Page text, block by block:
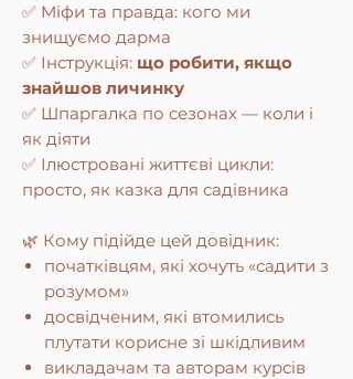
✅ Міфи та правда: кого ми
знищуємо дарма
✅ Інструкція: що робити, якщо
знайшов личинку
✅ Шпаргалка по сезонах — коли і
як діяти
✅ Ілюстровані життєві цикли:
просто, як казка для садівника
🌿 Кому підійде цей довідник:
початківцям, які хочуть «садити з
розумом»
досвідченим, які втомились
плутати корисне зі шкідливим
викладачам та авторам курсів